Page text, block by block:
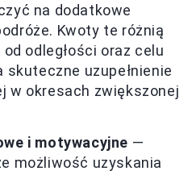
na dodatkowe
Kwoty te różnią
odległości oraz celu
skuteczne uzupełnienie
w okresach zwiększonej
i motywacyjne —
możliwość uzyskania